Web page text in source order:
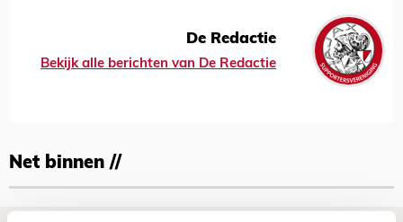
De Redactie
Bekijk alle berichten van De Redactie
Net binnen //